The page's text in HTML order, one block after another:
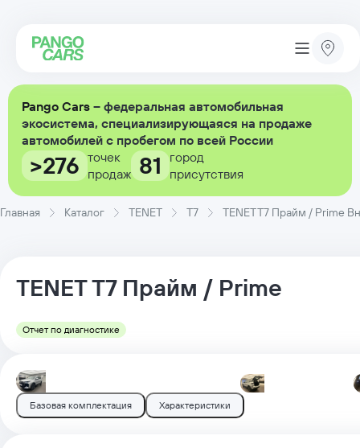
Pango Cars – федеральная автомобильная
экосистема, специализирующаяся на продаже
автомобилей с пробегом по всей России
>276 точек
продаж 81
город
присутствия
Главная Каталог TENET T7 TENET T7 Прайм / Prime
TENETT7 Прайм / Prime
Отчет по диагностике
Базовая комплектация Характеристики